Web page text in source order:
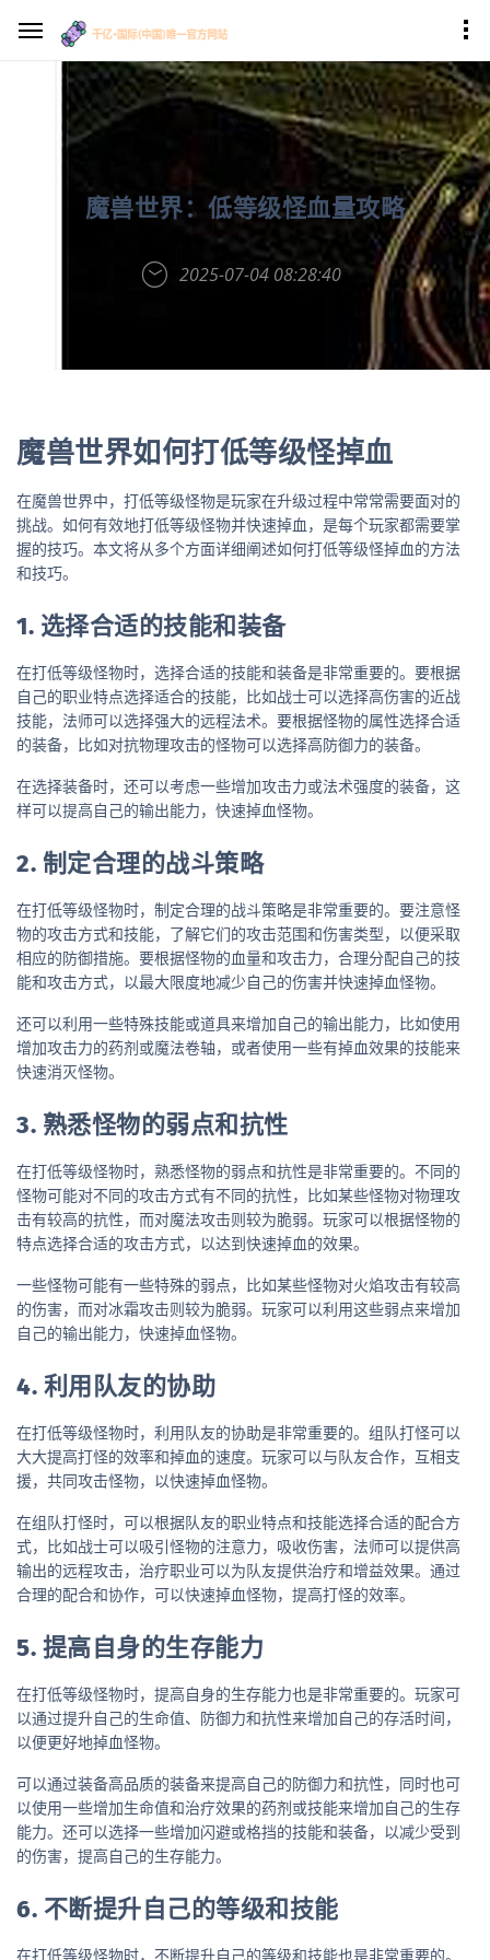
魔兽世界：低等级怪血量攻略
2025-07-04 08:28:40
魔兽世界如何打低等级怪掉血
在魔兽世界中，打低等级怪物是玩家在升级过程中常常需要面对的
挑战。如何有效地打低等级怪物并快速掉血，是每个玩家都需要掌
握的技巧。本文将从多个方面详细阐述如何打低等级怪掉血的方法
和技巧。
1. 选择合适的技能和装备
在打低等级怪物时，选择合适的技能和装备是非常重要的。要根据
自己的职业特点选择适合的技能，比如战士可以选择高伤害的近战
技能，法师可以选择强大的远程法术。要根据怪物的属性选择合适
的装备，比如对抗物理攻击的怪物可以选择高防御力的装备。
在选择装备时，还可以考虑一些增加攻击力或法术强度的装备，这
样可以提高自己的输出能力，快速掉血怪物。
2. 制定合理的战斗策略
在打低等级怪物时，制定合理的战斗策略是非常重要的。要注意怪
物的攻击方式和技能，了解它们的攻击范围和伤害类型，以便采取
相应的防御措施。要根据怪物的血量和攻击力，合理分配自己的技
能和攻击方式，以最大限度地减少自己的伤害并快速掉血怪物。
还可以利用一些特殊技能或道具来增加自己的输出能力，比如使用
增加攻击力的药剂或魔法卷轴，或者使用一些有掉血效果的技能来
快速消灭怪物。
3. 熟悉怪物的弱点和抗性
在打低等级怪物时，熟悉怪物的弱点和抗性是非常重要的。不同的
怪物可能对不同的攻击方式有不同的抗性，比如某些怪物对物理攻
击有较高的抗性，而对魔法攻击则较为脆弱。玩家可以根据怪物的
特点选择合适的攻击方式，以达到快速掉血的效果。
一些怪物可能有一些特殊的弱点，比如某些怪物对火焰攻击有较高
的伤害，而对冰霜攻击则较为脆弱。玩家可以利用这些弱点来增加
自己的输出能力，快速掉血怪物。
4. 利用队友的协助
在打低等级怪物时，利用队友的协助是非常重要的。组队打怪可以
大大提高打怪的效率和掉血的速度。玩家可以与队友合作，互相支
援，共同攻击怪物，以快速掉血怪物。
在组队打怪时，可以根据队友的职业特点和技能选择合适的配合方
式，比如战士可以吸引怪物的注意力，吸收伤害，法师可以提供高
输出的远程攻击，治疗职业可以为队友提供治疗和增益效果。通过
合理的配合和协作，可以快速掉血怪物，提高打怪的效率。
5. 提高自身的生存能力
在打低等级怪物时，提高自身的生存能力也是非常重要的。玩家可
以通过提升自己的生命值、防御力和抗性来增加自己的存活时间，
以便更好地掉血怪物。
可以通过装备高品质的装备来提高自己的防御力和抗性，同时也可
以使用一些增加生命值和治疗效果的药剂或技能来增加自己的生存
能力。还可以选择一些增加闪避或格挡的技能和装备，以减少受到
的伤害，提高自己的生存能力。
6. 不断提升自己的等级和技能
在打低等级怪物时，不断提升自己的等级和技能也是非常重要的。